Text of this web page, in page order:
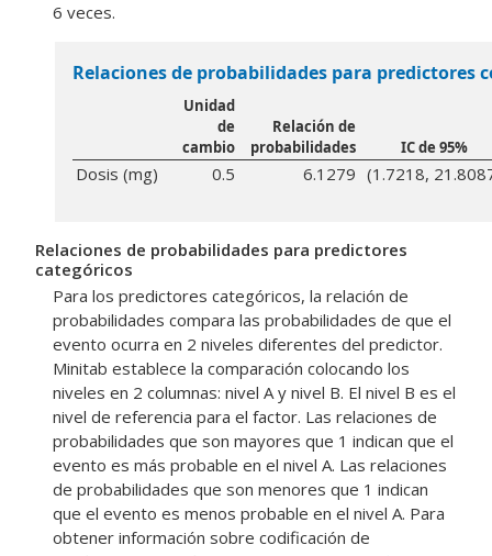
6 veces.
Relaciones de probabilidades para predictores
Unidad
de
cambio
Relación de
probabilidades
IC de 95%
Dosis (mg) 0.5 6.1279 (1.7218,
Relaciones de probabilidades para predictores
categóricos
Para los predictores categóricos, la relación de
probabilidades compara las probabilidades de que el
evento ocurra en 2 niveles diferentes del predictor.
Minitab establece la comparación colocando los
niveles en 2 columnas: nivel A y nivel B. El nivel B es el
nivel de referencia para el factor. Las relaciones de
probabilidades que son mayores que 1 indican que el
evento es más probable en el nivel A. Las relaciones
de probabilidades que son menores que 1 indican
que el evento es menos probable en el nivel A. Para
obtener información sobre codificación de